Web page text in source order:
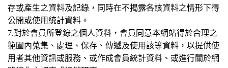
存或產生之資料及記錄，同時在不揭露各該資料之情形下得
公開或使用統計資料。
7.對於會員所登錄之個人資料，會員同意本網站得於合理之
範圍內蒐集、處理、保存、傳遞及使用該等資料，以提供使
用者其他資訊或服務、或作成會員統計資料、或進行關於網